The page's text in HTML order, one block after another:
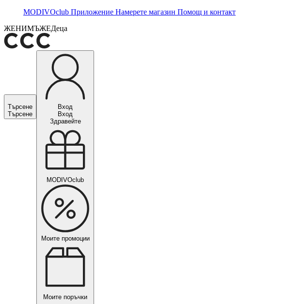
MODIVOclub Приложение Намерете магазин Помощ и контакт
ЖЕНИМЪЖЕДеца
Търсене
Търсене
Вход
Вход
Здравейте
MODIVOclub
Моите промоции
Моите поръчки